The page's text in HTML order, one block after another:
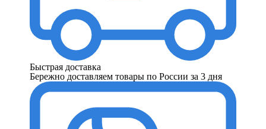
Быстрая доставка
Бережно доставляем товары по России за 3 дня